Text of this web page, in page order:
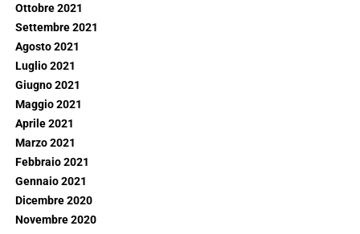
Ottobre 2021
Settembre 2021
Agosto 2021
Luglio 2021
Giugno 2021
Maggio 2021
Aprile 2021
Marzo 2021
Febbraio 2021
Gennaio 2021
Dicembre 2020
Novembre 2020